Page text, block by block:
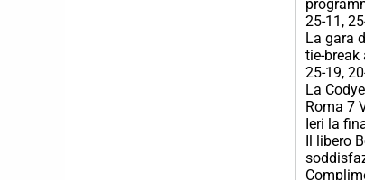
25-11,
La gara
tie-
25-19,
La
Roma 7
Ieri la
Il libero